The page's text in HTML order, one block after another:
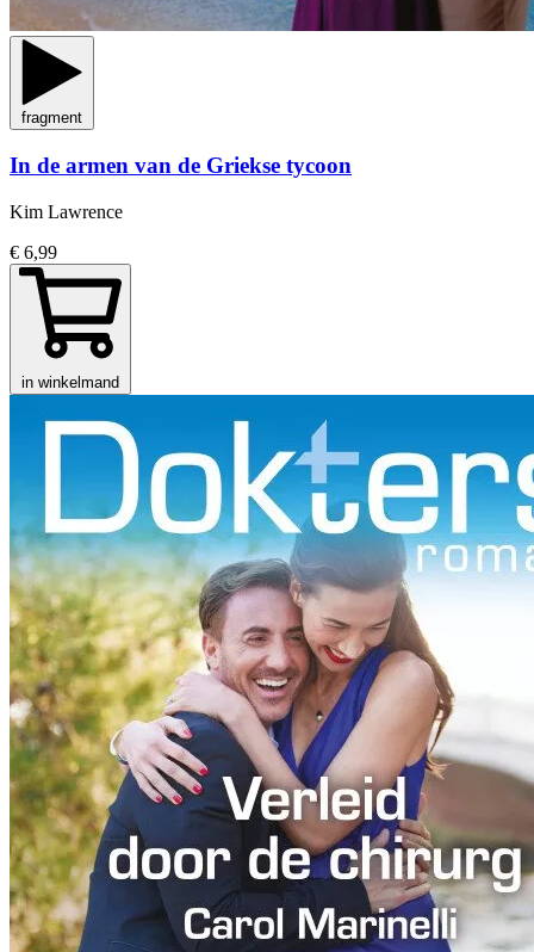
fragment
In de armen van de Griekse tycoon
Kim Lawrence
€ 6,99
in winkelmand